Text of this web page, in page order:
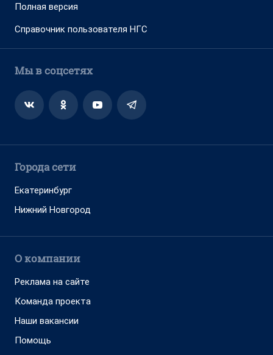
Полная версия
Справочник пользователя НГС
Мы в соцсетях
Города сети
Екатеринбург
Нижний Новгород
О компании
Реклама на сайте
Команда проекта
Наши вакансии
Помощь